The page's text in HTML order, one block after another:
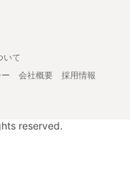
いて
会社概要
採用情報
reserved.